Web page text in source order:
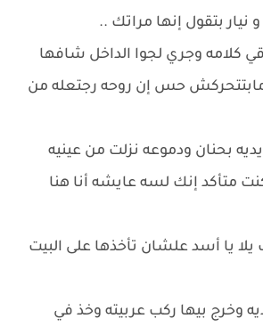
نيار بتقول إنها مراتك ..
وجري لجوا الداخل شافها
مابتتحركش حس إن روحه رجتعله من
بحنان ودموعه نزلت من عينيه
متأكد إنك لسه عايشه أنا هنا
يلا يا أسد علشان تأخذها على البيت
وخرج بيها ركب عربيته وخذ في